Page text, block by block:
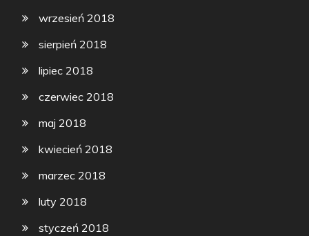
wrzesień 2018
sierpień 2018
lipiec 2018
czerwiec 2018
maj 2018
kwiecień 2018
marzec 2018
luty 2018
styczeń 2018